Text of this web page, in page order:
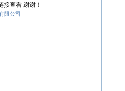
接查看,谢谢！
限公司